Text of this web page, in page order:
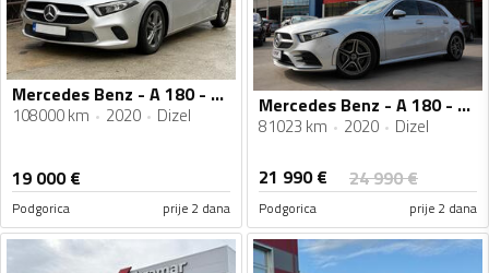
Mercedes Benz - A 180 - 1.5
108000 km 2020 Dizel
19 000€
Podgorica prije 2 dana
Mercedes Benz - A 180 - D AMG Line -Full LED- -Novi model
81023 km 2020 Dizel
21 990€ 24 990€
Podgorica prije 2 dana